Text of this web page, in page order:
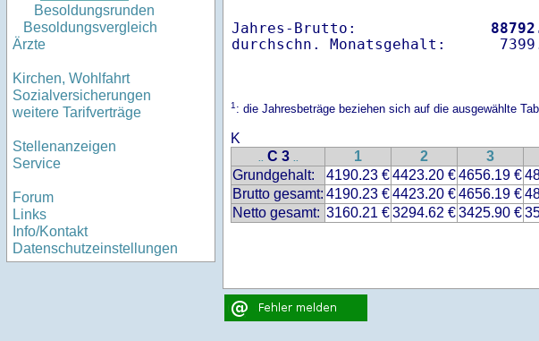
Besoldungsrunden
Besoldungsvergleich
Ärzte
Kirchen, Wohlfahrt
Sozialversicherungen
weitere Tarifverträge
Stellenanzeigen
Service
Forum
Links
Info/Kontakt
Datenschutzeinstellungen
Jahres-Brutto:
1: die Jahresbeträge beziehen sich auf die ausgewählte
K
.. C 3 .. 1 2 3
Grundgehalt:
4190.23 €4423.20 €4656.19 €
Brutto gesamt: 4190.23 €4423.20 €4656.19 €
Netto gesamt: 3160.21 €3294.62 €3425.90 €